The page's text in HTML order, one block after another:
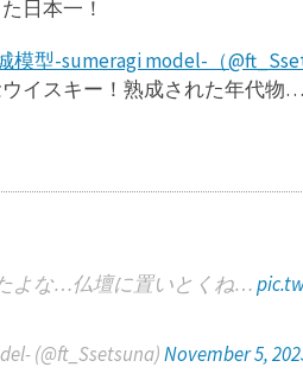
日本一！
模型-sumeragi model-（
イスキー！熟成された年代物
よな…仏壇に置いとくね…
(@ft_Ssetsuna)November 5,